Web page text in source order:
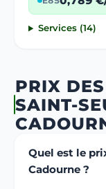
Services (14)
PRIX
SAINT-
Quel est le
Cadourne ?